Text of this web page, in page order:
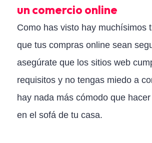
un comercio online
Como has visto hay muchísimos
que tus compras online sean
asegúrate que los sitios web
requisitos y no tengas miedo a
hay nada más cómodo que
en el sofá de tu casa.